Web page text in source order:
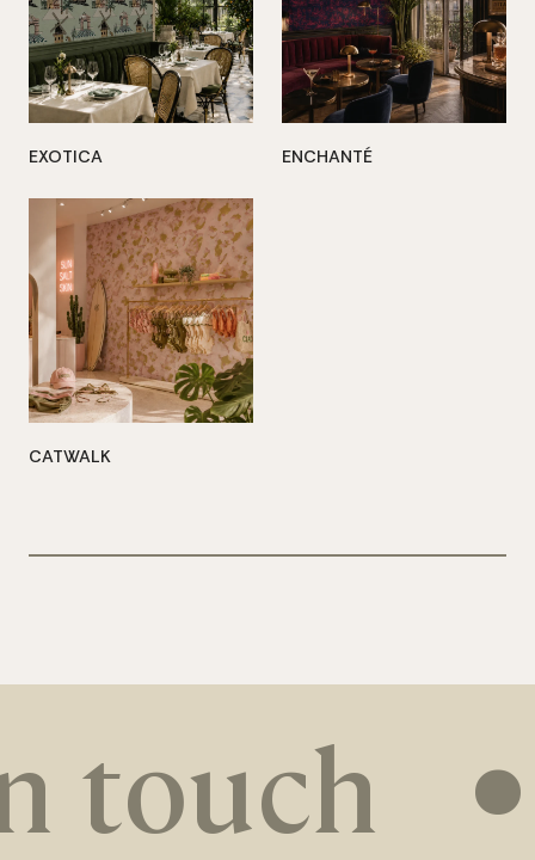
EXOTICA ENCHANTÉ
CATWALK
touch •